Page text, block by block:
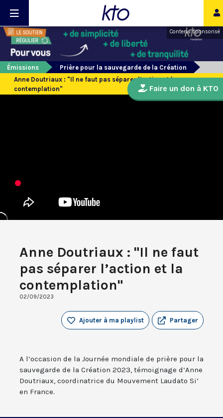
Contenu sponsorisé
Émissions
Prière pour la sauvegarde de la Création
Anne Doutriaux : "Il ne faut pas séparer l’action et la
contemplation"
Anne Doutriaux : "Il ne faut
pas séparer l’action et la
contemplation"
02/09/2023
Partager
Ajouter à ma playlist
A l’occasion de la Journée mondiale de prière pour la
sauvegarde de la Création 2023, témoignage d’Anne
Doutriaux, coordinatrice du Mouvement Laudato Si’
en France.
Faire un don à KTO